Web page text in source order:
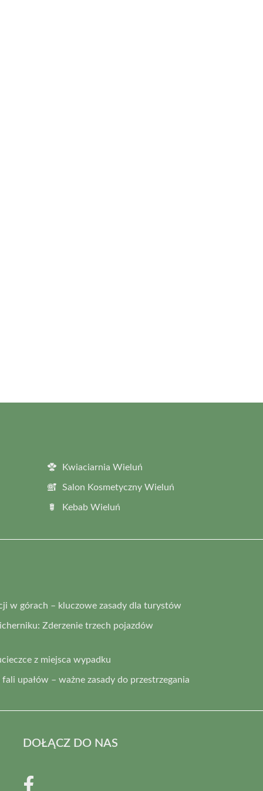
Kwiaciarnia Wieluń
Salon Kosmetyczny Wieluń
Kebab Wieluń
w górach – kluczowe zasady dla turystów
Zderzenie trzech pojazdów
z miejsca wypadku
upałów – ważne zasady do przestrzegania
DOŁĄCZ DO NAS